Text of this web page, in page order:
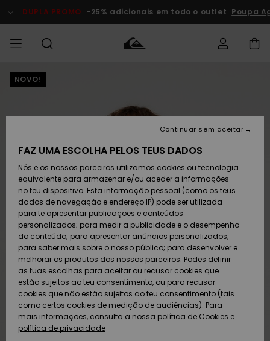
do
DUPLA PROMO -25% adicionais em todo o outlet Poupa
HOMEM
Calçado e
chinelos
Surfe/água
Snow
Artigos
recém-
chegados
MENINO
Calçado e
chinelos
Surfe/água
Neve
Artigos
recém-
chegados
MULHER
chegados
Highlights
Snow
SURF
Crianças
Highlights
Community
SNOW
Homem
Artigos
Criança
Snow Shop
Feminino
Highlights
Community
DUPLA
PROMO
Criança
Outlet
Mulher
AJUDA
Devoluções
Pagamento
Cartão
presente
Quiksilver
Freedom
Protecção de
dados
SUSTAINABILITY
NOVO!
FAZ UMA ESCOLHA PELOS TEUS DADOS
Nós e os nossos parceiros utilizamos cookies ou tecnologia
equivalente para armazenar e/ou aceder a informações
no teu dispositivo. Esta informação pessoal (como os teus
dados de navegação e endereço IP) pode ser utilizada
para te apresentar publicações e conteúdos
personalizados; para medir a publicidade e o desempenho
do conteúdo; para apresentar anúncios personalizados;
para saber mais sobre o nosso público; para desenvolver e
melhorar os produtos dos nossos parceiros. Podes definir
as tuas escolhas para aceitar ou recusar cookies que
estão sujeitos ao teu consentimento, ou para recusar
cookies que não estão sujeitos ao teu consentimento (tais
como certos cookies de medição de audiências). Para
mais informações, consulta a nossa política de Cookies e
política de privacidade
Continuar sem aceitar